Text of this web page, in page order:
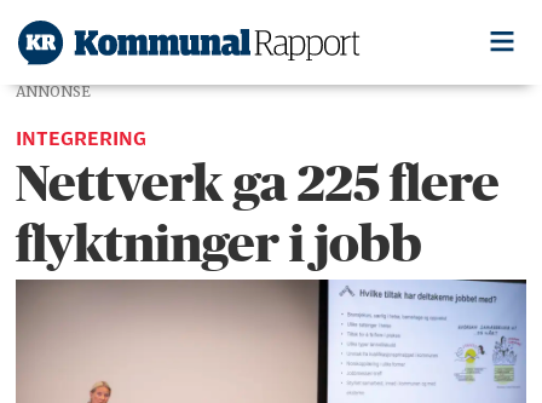
ANNONSE
INTEGRERING
Nettverk ga 225 flere
flyktninger i jobb